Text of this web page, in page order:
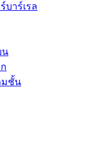
บาร์เรล
น
มชั้น